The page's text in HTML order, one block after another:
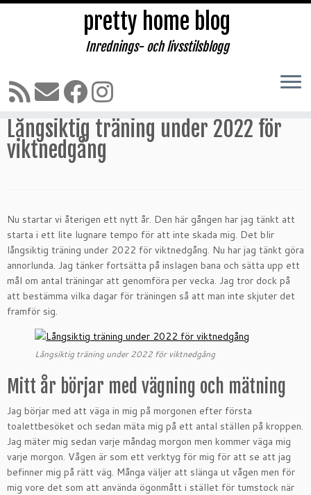
Hoppa
till
pretty home blog
Inrednings- och livsstilsblogg
Hem » TRÄNING » Långsiktig träning under 2022 för viktnedgång
Långsiktig träning under 2022 för
viktnedgång
Nu startar vi återigen ett nytt år. Den här gången har jag tänkt att
starta i ett lite lugnare tempo för att inte skada mig. Det blir
långsiktig träning under 2022 för viktnedgång. Nu har jag tänkt göra
annorlunda. Jag tänker fortsätta på inslagen bana och sätta upp ett
mål om antal träningar att genomföra per vecka. Jag tror dock på
att bestämma vilka dagar för träningen så att man inte skjuter det
framför sig.
Långsiktig träning under 2022 för viktnedgång
Mitt år börjar med vägning och mätning
Jag börjar med att väga in mig på morgonen efter första
toalettbesöket och sedan mäta mig på ett antal ställen på kroppen.
Jag mäter mig sedan varje måndag morgon men kommer väga mig
varje morgon. Vågen är som ett verktyg för mig för att se att jag
befinner mig på rätt väg. Många väljer att slänga ut vågen men för
mig vore det som att använda ögonmått i stället för tumstock när